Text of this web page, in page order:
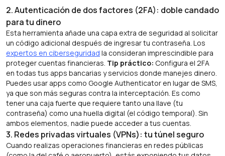
2. Autenticación de dos factores (2FA): doble candado
para tu dinero
Esta herramienta añade una capa extra de seguridad al solicitar
un código adicional después de ingresar tu contraseña. Los
expertos en ciberseguridad la consideran imprescindible para
proteger cuentas financieras. Tip práctico: Configura el 2FA
en todas tus apps bancarias y servicios donde manejes dinero.
Puedes usar apps como Google Authenticator en lugar de SMS,
ya que son más seguras contra la interceptación. Es como
tener una caja fuerte que requiere tanto una llave (tu
contraseña) como una huella digital (el código temporal). Sin
ambos elementos, nadie puede acceder a tus cuentas.
3. Redes privadas virtuales (VPNs): tu túnel seguro
Cuando realizas operaciones financieras en redes públicas